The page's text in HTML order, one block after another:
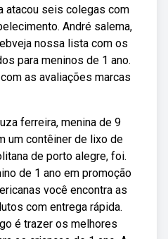
atacou seis colegas com
André salema,
nossa lista com os
para meninos de 1 ano.
as avaliações marcas
ferreira, menina de 9
um contêiner de lixo de
de porto alegre, foi.
de 1 ano em promoção
você encontra as
com entrega rápida.
é trazer os melhores